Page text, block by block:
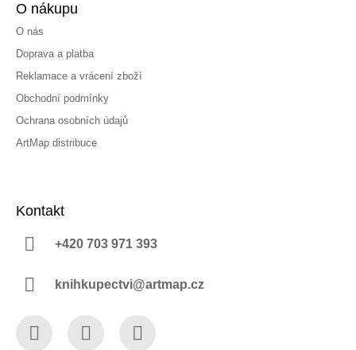
O nákupu
O nás
Doprava a platba
Reklamace a vrácení zboží
Obchodní podmínky
Ochrana osobních údajů
ArtMap distribuce
Kontakt
+420 703 971 393
knihkupectvi@artmap.cz